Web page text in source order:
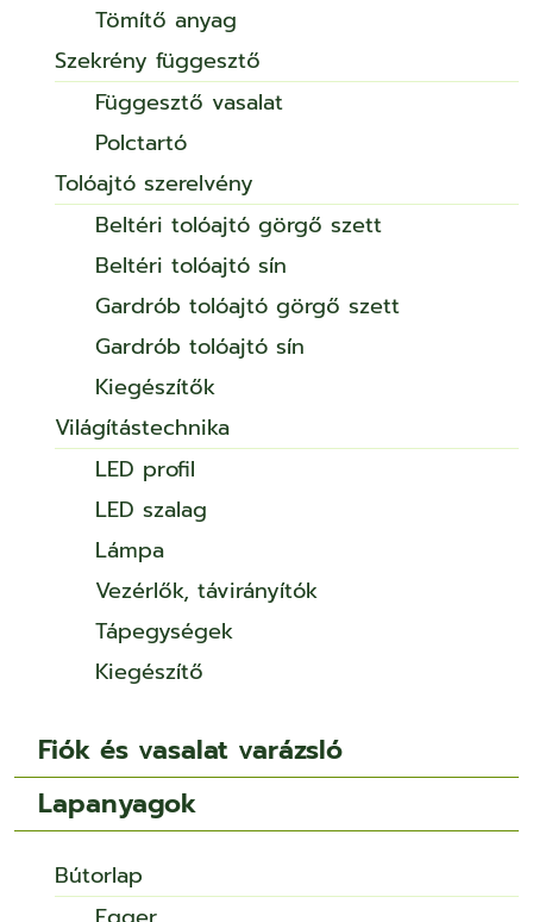
Tömítő anyag
Szekrény függesztő
Függesztő vasalat
Polctartó
Tolóajtó szerelvény
Beltéri tolóajtó görgő szett
Beltéri tolóajtó sín
Gardrób tolóajtó görgő szett
Gardrób tolóajtó sín
Kiegészítők
Világítástechnika
LED profil
LED szalag
Lámpa
Vezérlők, távirányítók
Tápegységek
Kiegészítő
Fiók és vasalat varázsló
Lapanyagok
Bútorlap